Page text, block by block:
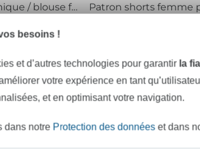
Patron tunique / blouse femme pdf Flora Fadenkäfer, en allemand
besoins !
et d’autres technologies pour garantir la
votre expérience en tant
et en optimisant votre navigation.
dans notre Protection des donnéeset dans